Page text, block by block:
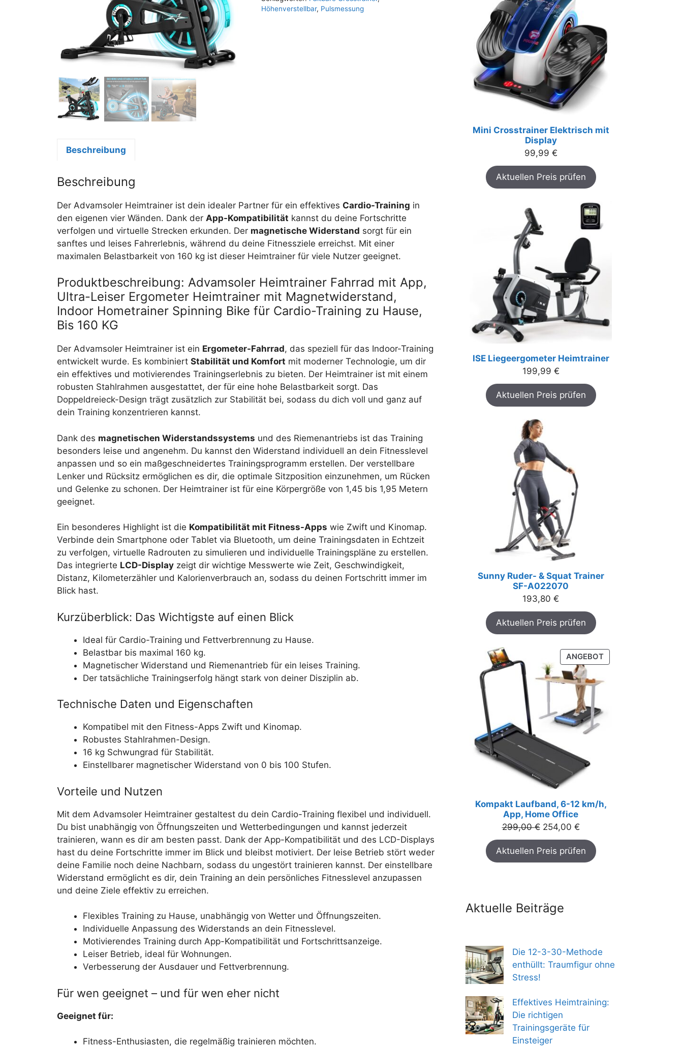
Höhenverstellbar, Pulsmessung
Beschreibung
Beschreibung
Der Advamsoler Heimtrainer ist dein idealer Partner für ein effektives Cardio-Training in
den eigenen vier Wänden. Dank der App-Kompatibilität kannst du deine Fortschritte
verfolgen und virtuelle Strecken erkunden. Der magnetische Widerstand sorgt für ein
sanftes und leises Fahrerlebnis, während du deine Fitnessziele erreichst. Mit einer
maximalen Belastbarkeit von 160 kg ist dieser Heimtrainer für viele Nutzer geeignet.
Produktbeschreibung: Advamsoler Heimtrainer Fahrrad mit App,
Ultra-Leiser Ergometer Heimtrainer mit Magnetwiderstand,
Indoor Hometrainer Spinning Bike für Cardio-Training zu Hause,
Bis 160 KG
Der Advamsoler Heimtrainer ist ein Ergometer-Fahrrad, das speziell für das Indoor-Training
entwickelt wurde. Es kombiniert Stabilität und Komfort mit moderner Technologie, um dir
ein effektives und motivierendes Trainingserlebnis zu bieten. Der Heimtrainer ist mit einem
robusten Stahlrahmen ausgestattet, der für eine hohe Belastbarkeit sorgt. Das
Doppeldreieck-Design trägt zusätzlich zur Stabilität bei, sodass du dich voll und ganz auf
dein Training konzentrieren kannst.
Dank des magnetischen Widerstandssystems und des Riemenantriebs ist das Training
besonders leise und angenehm. Du kannst den Widerstand individuell an dein Fitnesslevel
anpassen und so ein maßgeschneidertes Trainingsprogramm erstellen. Der verstellbare
Lenker und Rücksitz ermöglichen es dir, die optimale Sitzposition einzunehmen, um Rücken
und Gelenke zu schonen. Der Heimtrainer ist für eine Körpergröße von 1,45 bis 1,95 Metern
geeignet.
Ein besonderes Highlight ist die Kompatibilität mit Fitness-Apps wie Zwift und Kinomap.
Verbinde dein Smartphone oder Tablet via Bluetooth, um deine Trainingsdaten in Echtzeit
zu verfolgen, virtuelle Radrouten zu simulieren und individuelle Trainingspläne zu erstellen.
Das integrierte LCD-Display zeigt dir wichtige Messwerte wie Zeit, Geschwindigkeit,
Distanz, Kilometerzähler und Kalorienverbrauch an, sodass du deinen Fortschritt immer im
Blick hast.
Kurzüberblick: Das Wichtigste auf einen Blick
Ideal für Cardio-Training und Fettverbrennung zu Hause.
Belastbar bis maximal 160 kg.
Magnetischer Widerstand und Riemenantrieb für ein leises Training.
Der tatsächliche Trainingserfolg hängt stark von deiner Disziplin ab.
Technische Daten und Eigenschaften
Kompatibel mit den Fitness-Apps Zwift und Kinomap.
Robustes Stahlrahmen-Design.
16 kg Schwungrad für Stabilität.
Einstellbarer magnetischer Widerstand von 0 bis 100 Stufen.
Vorteile und Nutzen
Mit dem Advamsoler Heimtrainer gestaltest du dein Cardio-Training flexibel und individuell.
Du bist unabhängig von Öffnungszeiten und Wetterbedingungen und kannst jederzeit
trainieren, wann es dir am besten passt. Dank der App-Kompatibilität und des LCD-Displays
hast du deine Fortschritte immer im Blick und bleibst motiviert. Der leise Betrieb stört weder
deine Familie noch deine Nachbarn, sodass du ungestört trainieren kannst. Der einstellbare
Widerstand ermöglicht es dir, dein Training an dein persönliches Fitnesslevel anzupassen
und deine Ziele effektiv zu erreichen.
Flexibles Training zu Hause, unabhängig von Wetter und Öffnungszeiten.
Individuelle Anpassung des Widerstands an dein Fitnesslevel.
Motivierendes Training durch App-Kompatibilität und Fortschrittsanzeige.
Leiser Betrieb, ideal für Wohnungen.
Verbesserung der Ausdauer und Fettverbrennung.
Für wen geeignet – und für wen eher nicht
Geeignet für:
Fitness-Enthusiasten, die regelmäßig trainieren möchten.
Mini Crosstrainer Elektrisch mit
Display
99,99 €
Aktuellen Preis prüfen
ISE Liegeergometer Heimtrainer
199,99 €
Aktuellen Preis prüfen
Sunny Ruder- & Squat Trainer
SF-A022070
193,80 €
Aktuellen Preis prüfen
ANGEBOTPRODUKT
IM
ANGEBOT
Kompakt Laufband, 6-12 km/h,
App, Home Office
299,00€ Ursprünglicher
Preis
war:
299,00 €
254,00 €Aktueller
Preis
ist:
254,00 €.
Aktuellen Preis prüfen
Aktuelle Beiträge
Die 12-3-30-Methode
enthüllt: Traumfigur ohne
Stress!
Effektives Heimtraining:
Die richtigen
Trainingsgeräte für
Einsteiger